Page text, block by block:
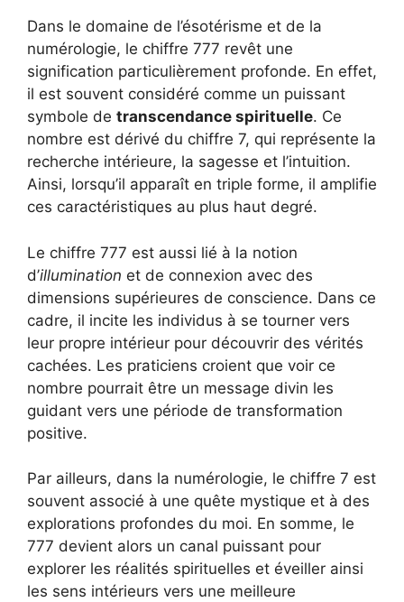
Dans le domaine de l’ésotérisme et de la
numérologie, le chiffre 777 revêt une
signification particulièrement profonde. En effet,
il est souvent considéré comme un puissant
symbole de transcendance spirituelle. Ce
nombre est dérivé du chiffre 7, qui représente la
recherche intérieure, la sagesse et l’intuition.
Ainsi, lorsqu’il apparaît en triple forme, il amplifie
ces caractéristiques au plus haut degré.
Le chiffre 777 est aussi lié à la notion
d’illumination et de connexion avec des
dimensions supérieures de conscience. Dans ce
cadre, il incite les individus à se tourner vers
leur propre intérieur pour découvrir des vérités
cachées. Les praticiens croient que voir ce
nombre pourrait être un message divin les
guidant vers une période de transformation
positive.
Par ailleurs, dans la numérologie, le chiffre 7 est
souvent associé à une quête mystique et à des
explorations profondes du moi. En somme, le
777 devient alors un canal puissant pour
explorer les réalités spirituelles et éveiller ainsi
les sens intérieurs vers une meilleure